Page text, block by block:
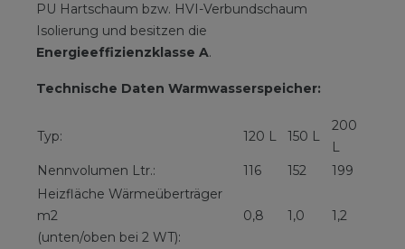
PU Hartschaum bzw. HVI-Verbundschaum
Isolierung und besitzen die
Energieeffizienzklasse A.
Technische Daten Warmwasserspeicher:
Typ: 120 L 150 L
200
L
Nennvolumen Ltr.:
116 152
199
Heizfläche Wärmeüberträger
m2
(unten/oben bei 2 WT):
0,8 1,0 1,2